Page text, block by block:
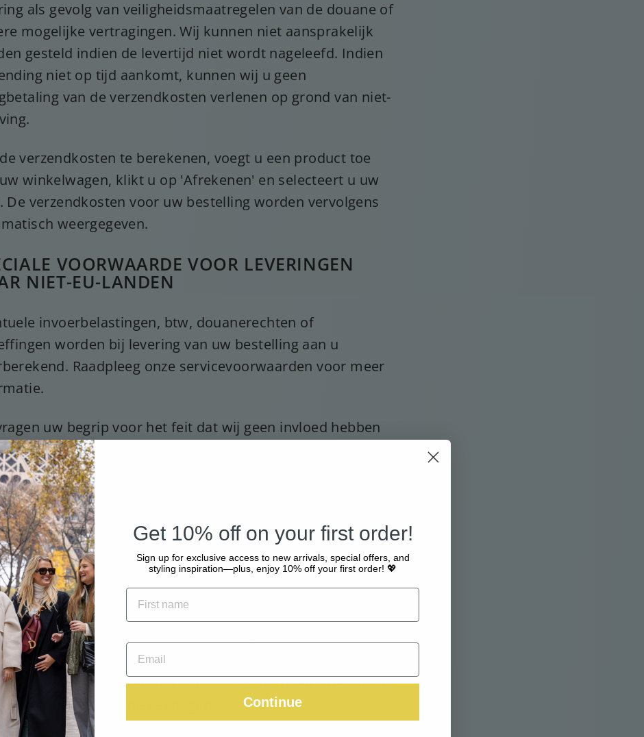
als gevolg van veiligheidsmaatregelen van de douane of
mogelijke vertragingen. Wij kunnen niet aansprakelijk
gesteld indien de levertijd niet wordt nageleefd. Indien
niet op tijd aankomt, kunnen wij u geen
van de verzendkosten verlenen op grond van niet-
verzendkosten te berekenen, voegt u een product toe
winkelwagen, klikt u op 'Afrekenen' en selecteert u uw
De verzendkosten voor uw bestelling worden vervolgens
weergegeven.
VOORWAARDE VOOR LEVERINGEN
NIET-EU-LANDEN
invoerbelastingen, btw, douanerechten of
worden bij levering van uw bestelling aan u
Raadpleeg onze servicevoorwaarden voor meer
uw begrip voor het feit dat wij geen invloed hebben
als gevolg van veiligheidsmaatregelen
douane of andere mogelijke vertragingen. Wij kunnen
worden gesteld indien de levertijd niet wordt
Indien de zending niet op tijd aankomt, kunnen wij u
terugbetaling van de verzendkosten verlenen op grond van
van de afspraken.
U OOK IN MIJN LAND?
lijst kunt u tijdens het afrekenen bekijken. Als uw
regio niet in de lijst staat, kunnen we helaas nog niet
uw land of regio leveren. We blijven er hard aan werken om
toekomst landen toe te voegen.
er rekening mee dat sommige regio's of provincies zijn
Get 10% off on your first order!
Sign up for exclusive access to new arrivals, special offers, and
styling inspiration—plus, enjoy 10% off your first order! 💖
Continue